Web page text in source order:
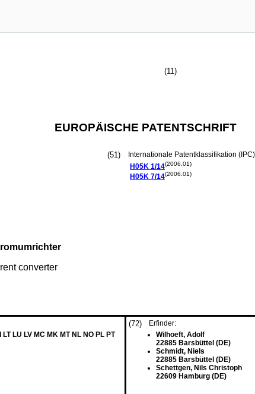
(11)
EUROPÄISCHE PATENTSCHRIFT
(51)
Internationale Patentklassifikation
H05K 1/14(2006.01)
H05K 7/14(2006.01)
converter
LU LV MC MK MT NL NO PL PT
(72)
Erfinder:
Wilhoeft, Adolf
22885 Barsbüttel (DE)
Schmidt, Niels
22885 Barsbüttel (DE)
Schettgen, Nils Christoph
22609 Hamburg (DE)